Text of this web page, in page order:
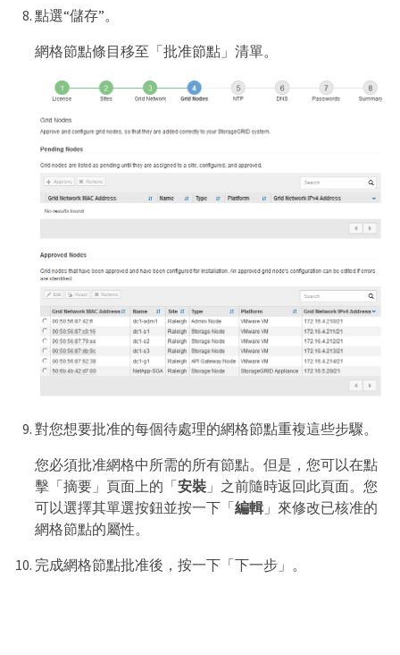
點選“儲存”。
網格節點條目移至「批准節點」清單。
對您想要批准的每個待處理的網格節點重複這些步驟。
您必須批准網格中所需的所有節點。但是，您可以在點
擊「摘要」頁面上的「安裝」之前隨時返回此頁面。您
可以選擇其單選按鈕並按一下「編輯」來修改已核准的
網格節點的屬性。
完成網格節點批准後，按一下「下一步」。